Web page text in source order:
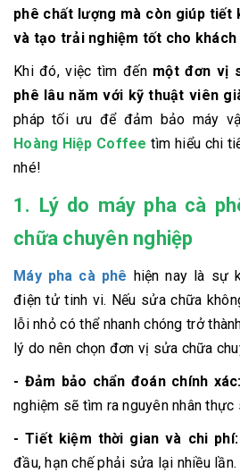
phê chất lượng mà còn giúp tiết
và tạo trải nghiệm tốt cho khách
Khi đó, việc tìm đến một đơn vị
phê lâu năm với kỹ thuật viên
pháp tối ưu để đảm bảo máy
Hoàng Hiệp Coffee tìm hiểu chi
nhé!
1. Lý do máy pha cà
chữa chuyên nghiệp
Máy pha cà phê hiện nay là sự
điện tử tinh vi. Nếu sửa chữa
lỗi nhỏ có thể nhanh chóng trở
lý do nên chọn đơn vị sửa chữa
- Đảm bảo chẩn đoán chính xác:
nghiệm sẽ tìm ra nguyên nhân thực
- Tiết kiệm thời gian và chi phí:
đầu, hạn chế phải sửa lại nhiều lần.